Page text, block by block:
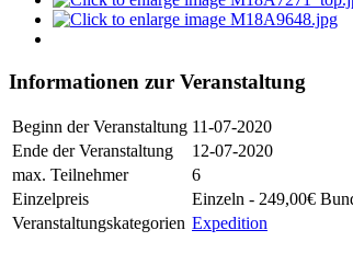
Informationen zur Veranstaltung
Beginn der Veranstaltung 11-07-2020
Ende der Veranstaltung
12-07-2020
max. Teilnehmer
6
Einzelpreis
Einzeln - 249,00€
Veranstaltungskategorien Expedition